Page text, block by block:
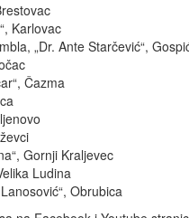
Karlovac
„Dr. Ante Starčević“,
Čazma
Gornji Kraljevec
Ludina
Obrubica